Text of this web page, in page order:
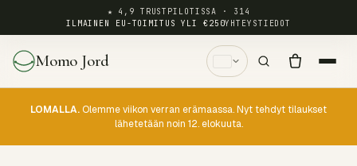
★ 4,9 TRUSTPILOTISSA · 314
ILMAINEN EU-TOIMITUS YLI €250YHTEYSTIEDOT
Momo Jord
LOMALLA. Olemme viikon verran erämaassa. Nyt tehdyt tilaukset
lähetetään noin 12. elokuuta.